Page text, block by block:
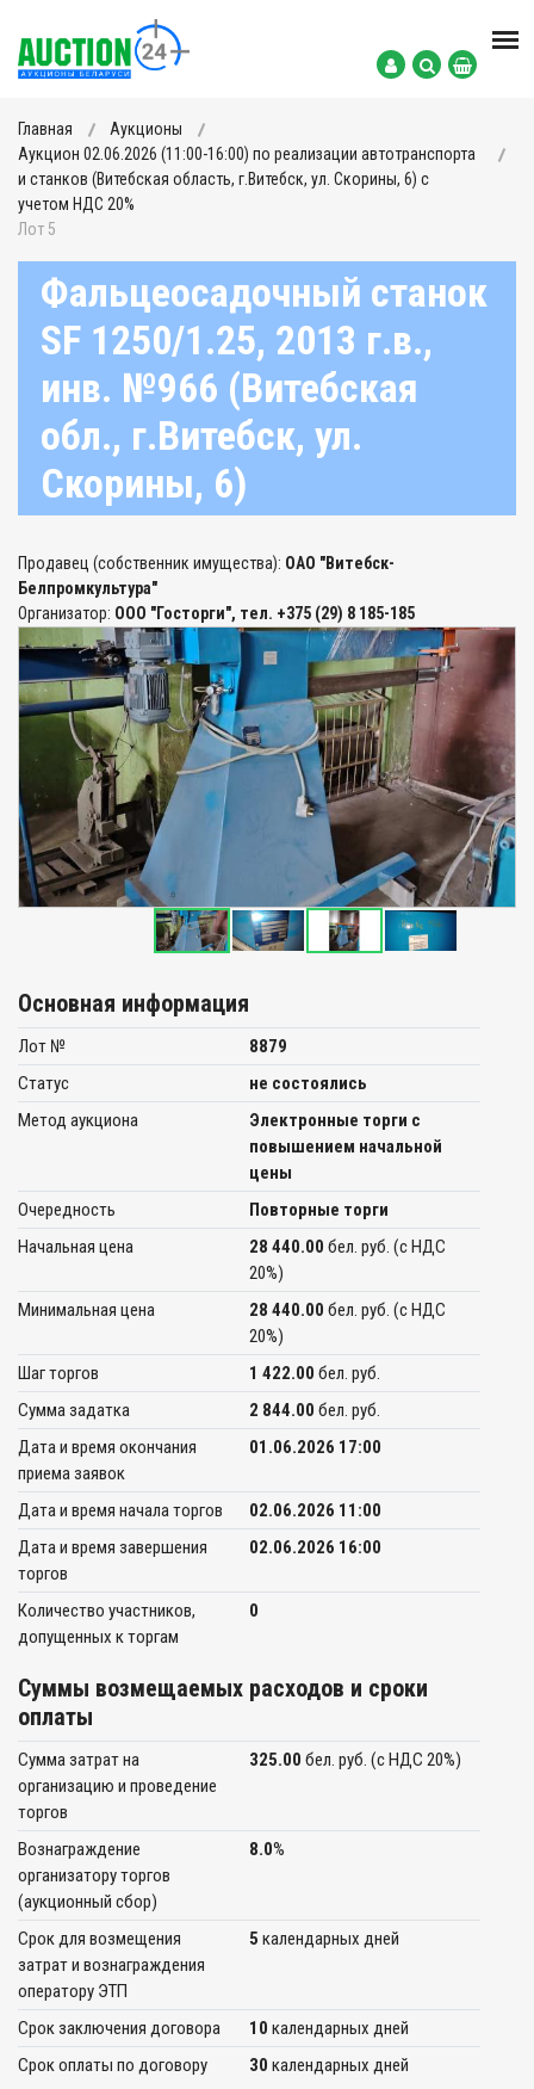
Главная
Аукционы
Аукцион 02.06.2026 (11:00-16:00) по реализации автотранспорта
и станков (Витебская область, г.Витебск, ул. Скорины, 6) с
учетом НДС 20%
Лот 5
Фальцеосадочный станок
SF 1250/1.25, 2013 г.в.,
инв. №966 (Витебская
обл., г.Витебск, ул.
Скорины, 6)
Продавец (собственник имущества): ОАО "Витебск-
Белпромкультура"
Организатор: ООО "Госторги", тел. +375 (29) 8 185-185
Основная информация
Лот №
8879
Статус
не состоялись
Метод аукциона
Электронные торги с
повышением начальной
цены
Очередность
Повторные торги
Начальная цена
28 440.00 бел. руб. (c НДС
20%)
Минимальная цена
28 440.00 бел. руб. (c НДС
20%)
Шаг торгов
1 422.00 бел. руб.
Сумма задатка
2 844.00 бел. руб.
Дата и время окончания
приема заявок
01.06.2026 17:00
Дата и время начала торгов
02.06.2026 11:00
Дата и время завершения
торгов
02.06.2026 16:00
Количество участников,
допущенных к торгам
0
Суммы возмещаемых расходов и сроки
оплаты
Сумма затрат на
организацию и проведение
торгов
325.00 бел. руб. (c НДС 20%)
Вознаграждение
организатору торгов
(аукционный сбор)
8.0%
Срок для возмещения
затрат и вознаграждения
оператору ЭТП
5 календарных дней
Срок заключения договора 10 календарных дней
Срок оплаты по договору
30 календарных дней